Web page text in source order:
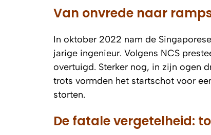
Van onvrede naar
In oktober 2022 nam de
jarige ingenieur. Volgens NCS
overtuigd. Sterker nog, in zijn ogen
trots vormden het startschot voor
storten.
De fatale vergetelheid: